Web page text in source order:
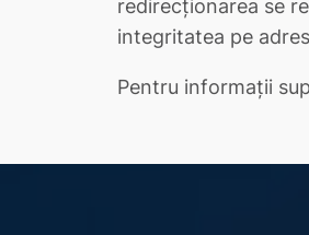
redirecționarea se
integritatea pe
Pentru informații